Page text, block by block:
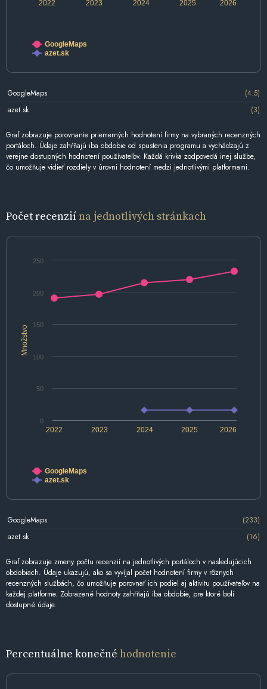
2022 2024 2026
2023 2025
GoogleMaps
azet.sk
GoogleMaps
(4.5)
azet.sk
(3)
Graf zobrazuje porovnanie priemerných hodnotení firmy na vybraných recenzných
portáloch. Údaje zahŕňajú iba obdobie od spustenia programu a vychádzajú z
verejne dostupných hodnotení používateľov. Každá krivka zodpovedá inej službe,
čo umožňuje vidieť rozdiely v úrovni hodnotení medzi jednotlivými platformami.
Počet recenziína jednotlivých stránkach
Množstvo
2022 2024 2026
2023 2025
0
50
100
150
200
250
GoogleMaps
azet.sk
GoogleMaps
(233)
azet.sk
(16)
Graf zobrazuje zmeny počtu recenzií na jednotlivých portáloch v nasledujúcich
obdobiach. Údaje ukazujú, ako sa vyvíjal počet hodnotení firmy v rôznych
recenzných službách, čo umožňuje porovnať ich podiel aj aktivitu používateľov na
každej platforme. Zobrazené hodnoty zahŕňajú iba obdobie, pre ktoré boli
dostupné údaje.
Percentuálne konečné hodnotenie